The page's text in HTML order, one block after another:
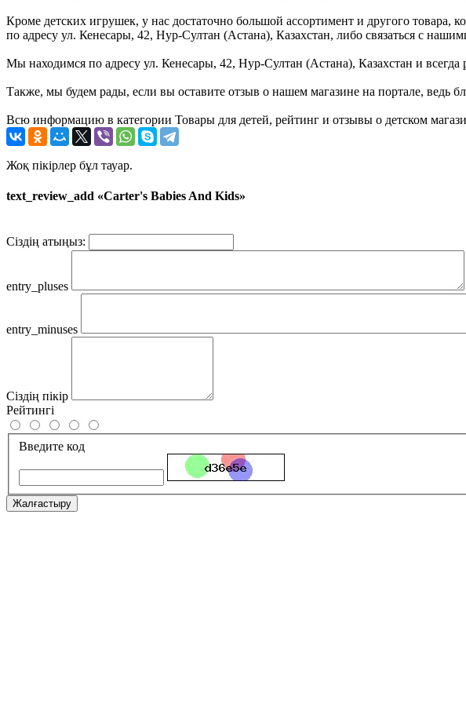
Кроме детских игрушек, у нас достаточно большой ассортимент и другого товара,
по адресу ул. Кенесары, 42, Нур-Султан (Астана), Казахстан, либо связаться с
Мы находимся по адресу ул. Кенесары, 42, Нур-Султан (Астана), Казахстан и всегда
Также, мы будем рады, если вы оставите отзыв о нашем магазине на портале, ведь
Всю информацию в категории Товары для детей, рейтинг и отзывы о детском
Жоқ пікірлер бұл тауар.
text_review_add «Carter's Babies And Kids»
Сіздің атыңыз:
entry_pluses
entry_minuses
Сіздің пікір
Рейтингі
Введите код
Жалғастыру